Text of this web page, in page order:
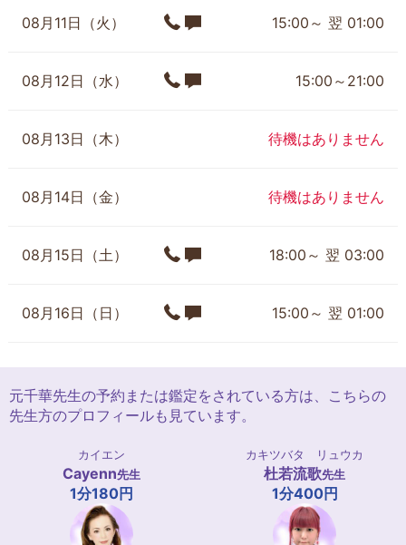
08月11日（火） 15:00～ 翌 01:00
08月12日（水） 15:00～21:00
08月13日（木） 待機はありません
08月14日（金） 待機はありません
08月15日（土） 18:00～ 翌 03:00
08月16日（日） 15:00～ 翌 01:00
元千華先生の予約または鑑定をされている方は、こちらの
先生方のプロフィールも見ています。
カイエン
Cayenn先生
1分180円
カキツバタ リュウカ
杜若流歌先生
1分400円